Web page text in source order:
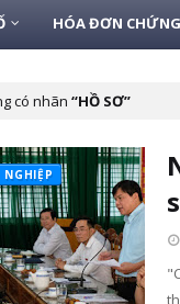
HÓA ĐƠN
có nhãn HỒ SƠ
NGHIỆP